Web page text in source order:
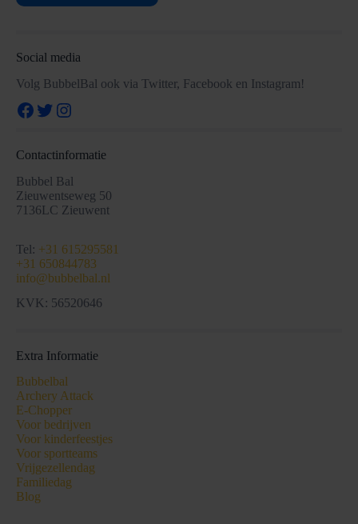
Social media
Volg BubbelBal ook via Twitter, Facebook en Instagram!
Facebook
Twitter
Instagram
Contactinformatie
Bubbel Bal
Zieuwentseweg 50
7136LC Zieuwent
Tel: +31 615295581
+31 650844783
info@bubbelbal.nl
KVK: 56520646
Extra Informatie
Bubbelbal
Archery Attack
E-Chopper
Voor bedrijven
Voor kinderfeestjes
Voor sportteams
Vrijgezellendag
Familiedag
Blog